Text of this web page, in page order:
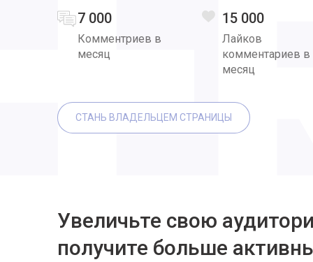
7 000
Комментриев в
месяц
15 000
Лайков
комментариев в
месяц
СТАНЬ ВЛАДЕЛЬЦЕМ СТРАНИЦЫ
Увеличьте свою
получите больше